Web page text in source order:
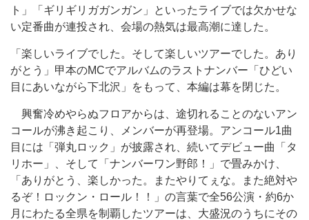
ト」「ギリギリガガンガン」といったライブでは欠かせな
い定番曲が連投され、会場の熱気は最高潮に達した。
「楽しいライブでした。そして楽しいツアーでした。あり
がとう」甲本のMCでアルバムのラストナンバー「ひどい
目にあいながら下北沢」をもって、本編は幕を閉じた。
興奮冷めやらぬフロアからは、途切れることのないアン
コールが沸き起こり、メンバーが再登場。アンコール1曲
目には「弾丸ロック」が披露され、続いてデビュー曲「タ
リホー」、そして「ナンバーワン野郎！」で畳みかけ、
「ありがとう、楽しかった。またやりてぇな。また絶対や
るぞ！ロックン・ロール！！」の言葉で全56公演・約6か
月にわたる全県を制覇したツアーは、大盛況のうちにその